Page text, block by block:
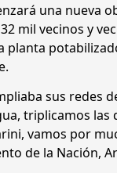
una nueva
mil vecinos y
sus redes
triplicamos las
vamos por
de la Nación,